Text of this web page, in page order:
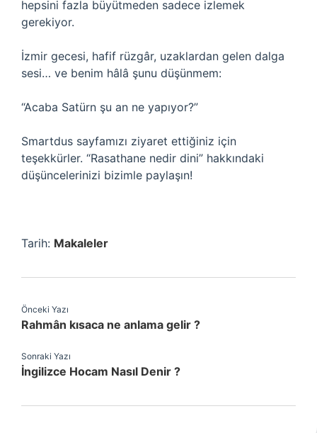
hepsini fazla büyütmeden sadece izlemek
gerekiyor.
İzmir gecesi, hafif rüzgâr, uzaklardan gelen dalga
sesi… ve benim hâlâ şunu düşünmem:
“Acaba Satürn şu an ne yapıyor?”
Smartdus sayfamızı ziyaret ettiğiniz için
teşekkürler. “Rasathane nedir dini” hakkındaki
düşüncelerinizi bizimle paylaşın!
Tarih: Makaleler
Önceki Yazı
Rahmân kısaca ne anlama gelir ?
Sonraki Yazı
İngilizce Hocam Nasıl Denir ?